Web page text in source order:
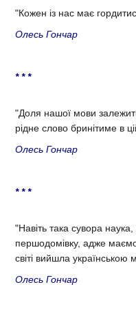
"Кожен із нас має
Олесь Гончар
* * *
"Доля нашої мови
рідне слово бринітиме в
Олесь Гончар
* * *
"Навіть така сувора
першодомівку, адже
світі вийшла українською
Олесь Гончар